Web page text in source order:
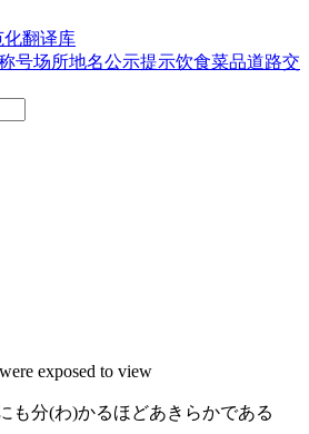
化翻译库
号场所地名公示提示饮食菜品道路交
exposed to view
も分(わ)かるほどあきらかである